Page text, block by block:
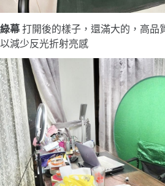
綠幕打開後的樣子，還滿大的，高品
以減少反光折射亮感